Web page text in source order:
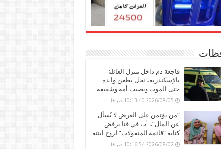
فاجعة دم داخل منزل العائلة
بالإسكندرية.. نجل يطعن والده
حتى الموت ويصيب أمه وشقيقه
2026/08/05 10:13:40 صباحًا
“من يؤتمن على العرض لا يُسأل
عن المال”.. أب في قنا يرفض
كتابة “قائمة المنقولات” لزوج ابنته
2026/08/02 10:16:54 صباحًا